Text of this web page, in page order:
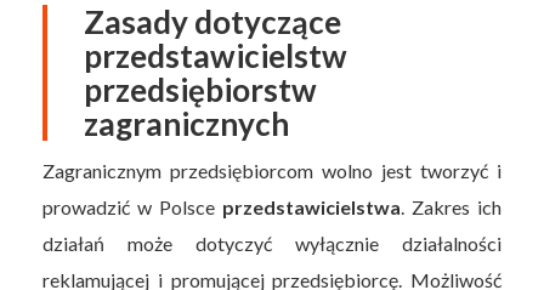
Zasady dotyczące
przedstawicielstw
przedsiębiorstw
zagranicznych
Zagranicznym przedsiębiorcom wolno jest tworzyć i
prowadzić w Polsce przedstawicielstwa . Zakres ich
działań może dotyczyć wyłącznie działalności
reklamującej i promującej przedsiębiorcę. Możliwość